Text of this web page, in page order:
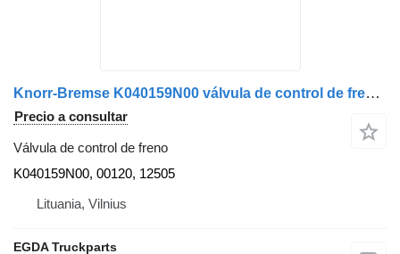
Knorr-Bremse K040159N00 válvula de control de freno para Volvo cabeza tractora
Precio a consultar
Válvula de control de freno
K040159N00, 00120, 12505
Lituania, Vilnius
EGDA Truckparts